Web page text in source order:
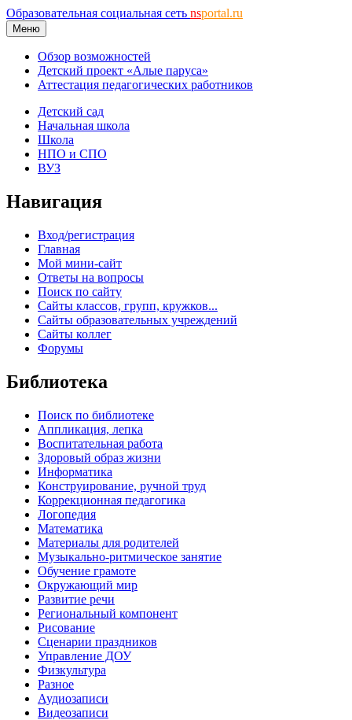
Образовательная социальная сеть nsportal.ru
Меню
Обзор возможностей
Детский проект «Алые паруса»
Аттестация педагогических работников
Детский сад
Начальная школа
Школа
НПО и СПО
ВУЗ
Навигация
Вход/регистрация
Главная
Мой мини-сайт
Ответы на вопросы
Поиск по сайту
Сайты классов, групп, кружков...
Сайты образовательных учреждений
Сайты коллег
Форумы
Библиотека
Поиск по библиотеке
Аппликация, лепка
Воспитательная работа
Здоровый образ жизни
Информатика
Конструирование, ручной труд
Коррекционная педагогика
Логопедия
Математика
Материалы для родителей
Музыкально-ритмическое занятие
Обучение грамоте
Окружающий мир
Развитие речи
Региональный компонент
Рисование
Сценарии праздников
Управление ДОУ
Физкультура
Разное
Аудиозаписи
Видеозаписи